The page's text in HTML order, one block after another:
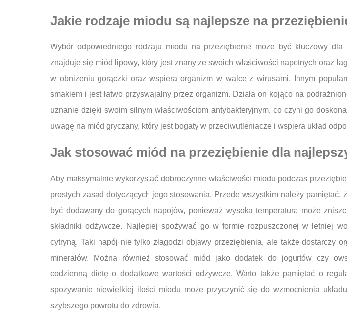
Jakie rodzaje miodu są najlepsze na
Wybór odpowiedniego rodzaju miodu na przeziębienie może być kluczowy
znajduje się miód lipowy, który jest znany ze swoich właściwości napotnych oraz
w obniżeniu gorączki oraz wspiera organizm w walce z wirusami. Innym
smakiem i jest łatwo przyswajalny przez organizm. Działa on kojąco na
uznanie dzięki swoim silnym właściwościom antybakteryjnym, co czyni go
uwagę na miód gryczany, który jest bogaty w przeciwutleniacze i wspiera układ
Jak stosować miód na przeziębienie dla
Aby maksymalnie wykorzystać dobroczynne właściwości miodu podczas
prostych zasad dotyczących jego stosowania. Przede wszystkim należy pamiętać,
być dodawany do gorących napojów, ponieważ wysoka temperatura może
składniki odżywcze. Najlepiej spożywać go w formie rozpuszczonej w letniej
cytryną. Taki napój nie tylko złagodzi objawy przeziębienia, ale także dostarczy
minerałów. Można również stosować miód jako dodatek do jogurtów czy
codzienną dietę o dodatkowe wartości odżywcze. Warto także pamiętać o
spożywanie niewielkiej ilości miodu może przyczynić się do wzmocnienia
szybszego powrotu do zdrowia.